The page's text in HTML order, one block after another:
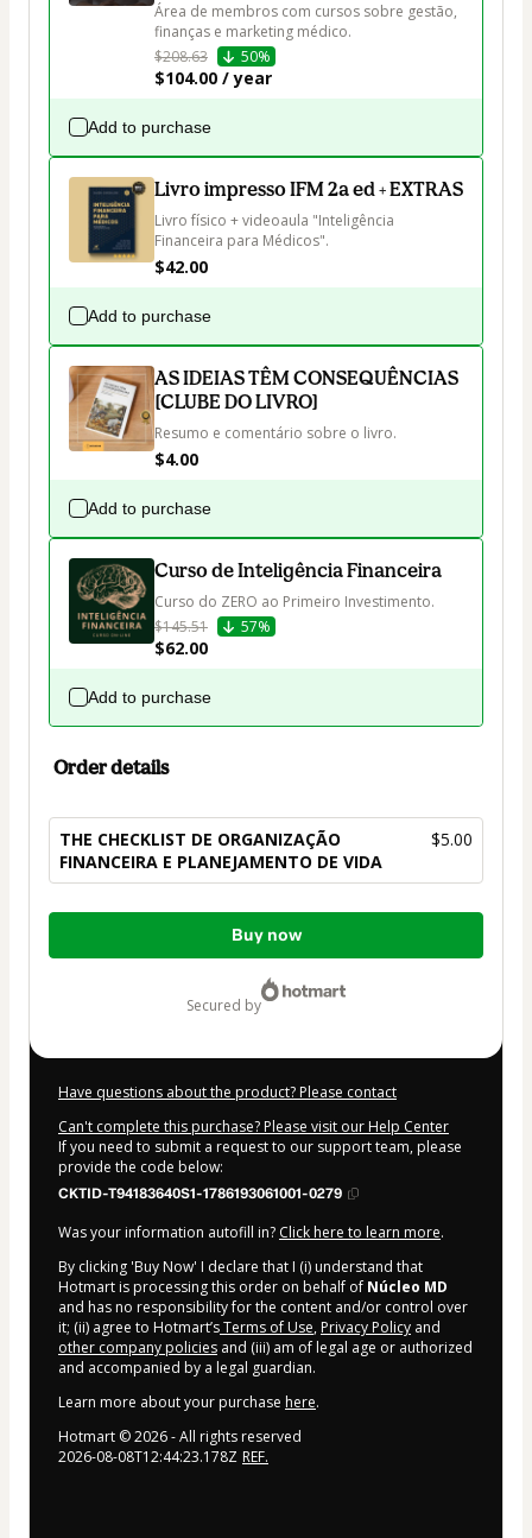
Área de membros com cursos sobre gestão,
finanças e marketing médico.
$208.63
50%
$104.00 / year
Add to purchase
Livro impresso IFM 2a ed + EXTRAS
Livro físico + videoaula "Inteligência
Financeira para Médicos".
$42.00
Add to purchase
AS IDEIAS TÊM CONSEQUÊNCIAS
[CLUBE DO LIVRO]
Resumo e comentário sobre o livro.
$4.00
Add to purchase
Curso de Inteligência Financeira
Curso do ZERO ao Primeiro Investimento.
$145.51
57%
$62.00
Add to purchase
Order details
THE CHECKLIST DE ORGANIZAÇÃO
FINANCEIRA E PLANEJAMENTO DE VIDA
$5.00
Total
Buy now
secured by
Have questions about the product? Please contact
Can't complete this purchase? Please visit our Help Center
If you need to submit a request to our support team, please
provide the code below:
CKTID-T94183640S1-1786193061001-0279
Was your information autofill in? Click here to learn more.
By clicking 'Buy Now' I declare that I (i) understand that
Hotmart is processing this order on behalf of Núcleo MD
and has no responsibility for the content and/or control over
it; (ii) agree to Hotmart’sTerms of Use, Privacy Policy and
other company policies and (iii) am of legal age or authorized
and accompanied by a legal guardian.
Learn more about your purchase here.
Hotmart ©2026- All rights reserved
2026-08-08T12:44:23.178Z REF.